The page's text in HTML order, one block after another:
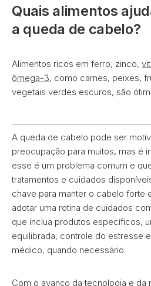
Quais alimentos
a queda de cabelo?
Alimentos ricos em ferro, zinco,
ômega-3, como carnes, peixes,
vegetais verdes escuros, são
A queda de cabelo pode ser
preocupação para muitos, mas é
esse é um problema comum e
tratamentos e cuidados
chave para manter o cabelo forte
adotar uma rotina de cuidados
que inclua produtos específicos,
equilibrada, controle do estresse
médico, quando necessário.
Com o avanço da tecnologia e da